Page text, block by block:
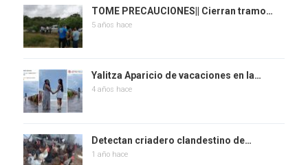
TOME PRECAUCIONES|| Cierran tramo…
5 años hace
Yalitza Aparicio de vacaciones en la…
4 años hace
Detectan criadero clandestino de…
1 año hace